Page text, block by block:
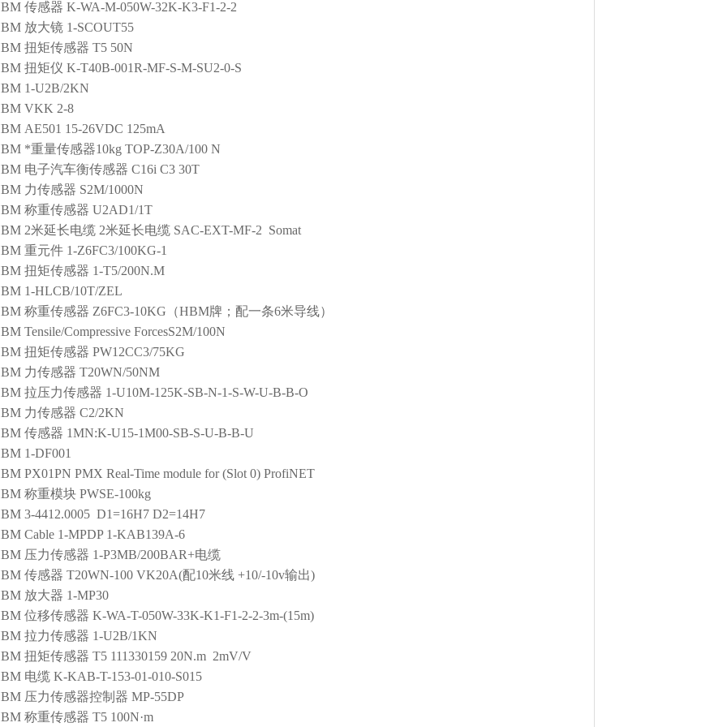
传感器 K-WA-M-050W-32K-K3-F1-2-2
放大镜 1-SCOUT55
扭矩传感器 T5 50N
扭矩仪 K-T40B-001R-MF-S-M-SU2-0-S
1-U2B/2KN
VKK 2-8
AE501 15-26VDC 125mA
*重量传感器10kg TOP-Z30A/100 N
电子汽车衡传感器 C16i C3 30T
力传感器 S2M/1000N
称重传感器 U2AD1/1T
2米延长电缆 2米延长电缆 SAC-EXT-MF-2 Somat
重元件 1-Z6FC3/100KG-1
扭矩传感器 1-T5/200N.M
1-HLCB/10T/ZEL
称重传感器 Z6FC3-10KG（HBM牌；配一条6米导线）
Tensile/Compressive ForcesS2M/100N
扭矩传感器 PW12CC3/75KG
力传感器 T20WN/50NM
拉压力传感器 1-U10M-125K-SB-N-1-S-W-U-B-B-O
力传感器 C2/2KN
传感器 1MN:K-U15-1M00-SB-S-U-B-B-U
1-DF001
PX01PN PMX Real-Time module for (Slot 0) ProfiNET
称重模块 PWSE-100kg
3-4412.0005 D1=16H7 D2=14H7
Cable 1-MPDP 1-KAB139A-6
压力传感器 1-P3MB/200BAR+电缆
传感器 T20WN-100 VK20A(配10米线 +10/-10v输出)
放大器 1-MP30
位移传感器 K-WA-T-050W-33K-K1-F1-2-2-3m-(15m)
拉力传感器 1-U2B/1KN
扭矩传感器 T5 111330159 20N.m 2mV/V
电缆 K-KAB-T-153-01-010-S015
压力传感器控制器 MP-55DP
称重传感器 T5 100N·m